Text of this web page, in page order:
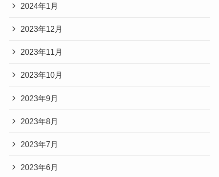
2024年1月
2023年12月
2023年11月
2023年10月
2023年9月
2023年8月
2023年7月
2023年6月